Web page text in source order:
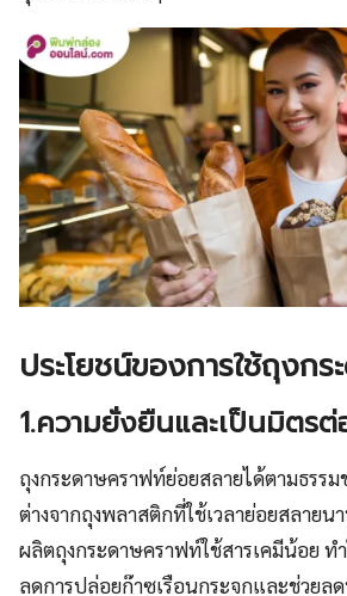
ประโยชน์ของการใช้ถุงก
1.ความยั่งยืนและเป็นมิตร
ถุงกระดาษคราฟท์ย่อยสลายได้ตามธรรม
ต่างจากถุงพลาสติกที่ใช้เวลาย่อยสลายน
ผลิตถุงกระดาษคราฟท์ใช้สารเคมีน้อย ท
ลดการปล่อยก๊าซเรือนกระจกและช่วยล